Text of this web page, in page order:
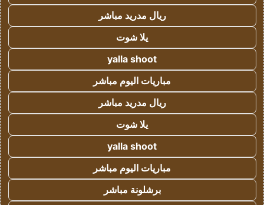
ريال مدريد مباشر
يلا شوت
yalla shoot
مباريات اليوم مباشر
ريال مدريد مباشر
يلا شوت
yalla shoot
مباريات اليوم مباشر
برشلونة مباشر